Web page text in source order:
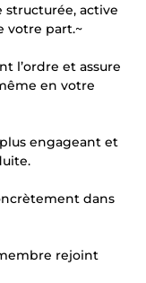
structurée, active
votre part.~
l’ordre et assure
en votre
engageant et
dans
rejoint